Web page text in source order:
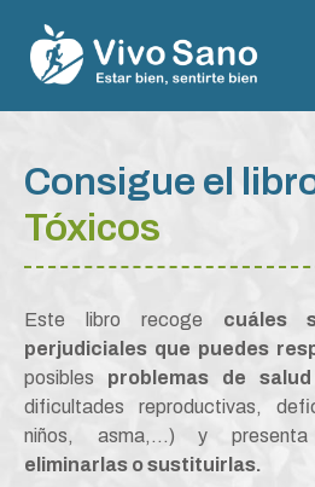
Consigue el
Tóxicos
Este libro recoge cuáles
perjudiciales que puedes
posibles problemas de salud
dificultades reproductivas,
niños, asma,…) y presenta
eliminarlas o sustituirlas.